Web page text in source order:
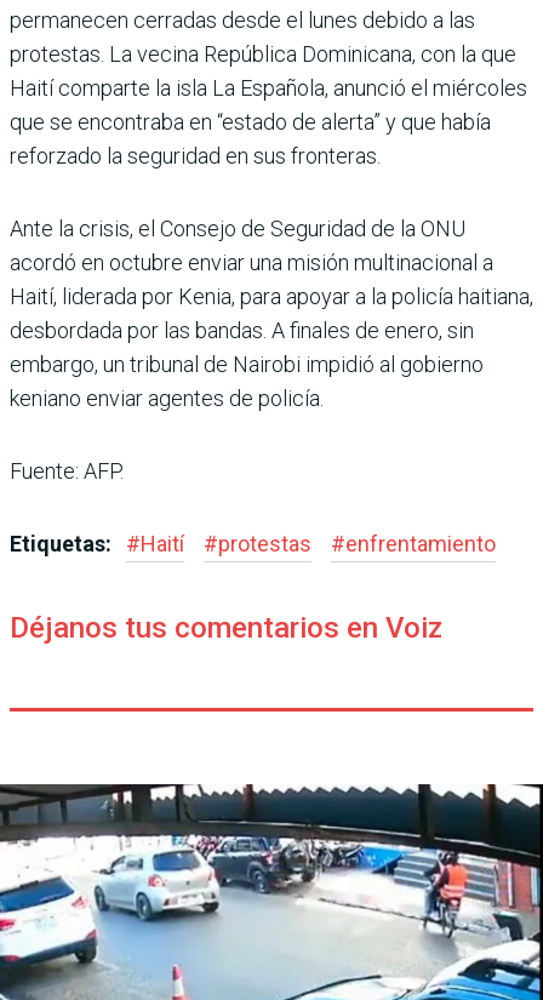
permanecen cerradas desde el lunes debido a las
protestas. La vecina República Dominicana, con la que
Haití comparte la isla La Española, anunció el miércoles
que se encontraba en “estado de alerta” y que había
reforzado la seguridad en sus fronteras.
Ante la crisis, el Consejo de Seguridad de la ONU
acordó en octubre enviar una misión multinacional a
Haití, liderada por Kenia, para apoyar a la policía haitiana,
desbordada por las bandas. A finales de enero, sin
embargo, un tribunal de Nairobi impidió al gobierno
keniano enviar agentes de policía.
Fuente: AFP.
Etiquetas: #Haití #protestas #enfrentamiento
Déjanos tus comentarios en Voiz